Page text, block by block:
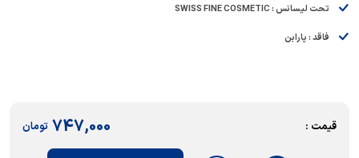
تحت لیسانس : SWISS FINE COSMETIC
فاقد : پارابن
قیمت : 747,000 تومان